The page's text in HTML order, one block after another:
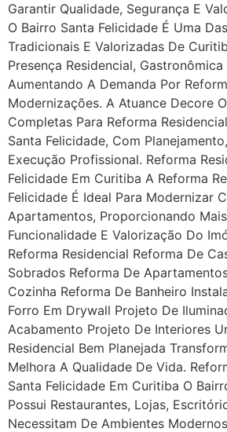
Garantir Qualidade, Segurança E
O Bairro Santa Felicidade É Uma
Tradicionais E Valorizadas De
Presença Residencial,
Aumentando A Demanda Por
Modernizações. A Atuance Decore
Completas Para Reforma
Santa Felicidade, Com
Execução Profissional. Reforma
Felicidade Em Curitiba A Reforma
Felicidade É Ideal Para Modernizar
Apartamentos, Proporcionando
Funcionalidade E Valorização Do
Reforma Residencial Reforma De
Sobrados Reforma De
Cozinha Reforma De Banheiro
Forro Em Drywall Projeto De
Acabamento Projeto De Interiores
Residencial Bem Planejada
Melhora A Qualidade De Vida.
Santa Felicidade Em Curitiba O
Possui Restaurantes, Lojas,
Necessitam De Ambientes